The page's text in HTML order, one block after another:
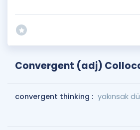
Convergent (adj)
convergent thinking : yakınsak